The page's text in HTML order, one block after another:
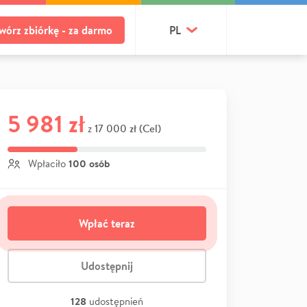
zbiórkę - za darmo PL
5 981 zł z 17 000 zł (Cel)
Wpłaciło 100 osób
Wpłać teraz
Udostępnij
128 udostępnień